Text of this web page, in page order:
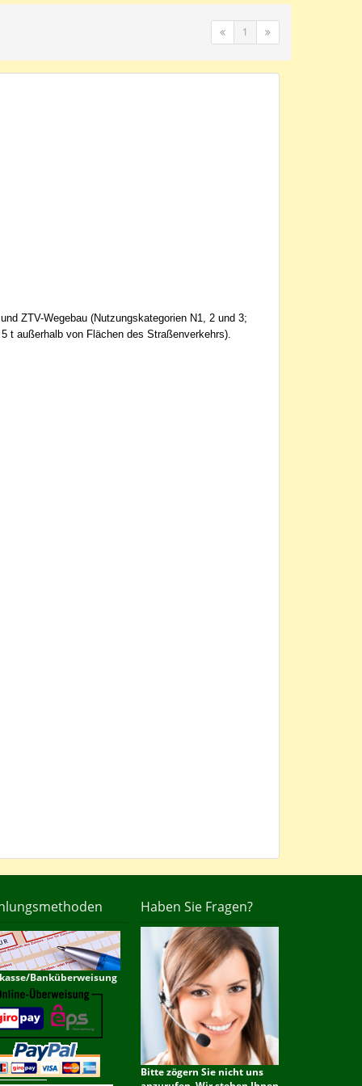
1
ZTV-Wegebau (Nutzungskategorien N1, 2 und 3;
t außerhalb von Flächen des Straßenverkehrs).
Banküberweisung
Haben Sie Fragen?
Bitte zögern Sie nicht uns